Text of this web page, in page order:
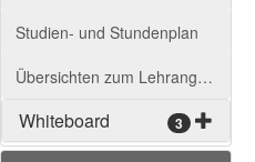
Studien- und Stundenplan
Übersichten zum Lehrangebot
Whiteboard 3